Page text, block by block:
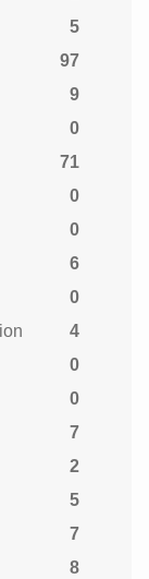
5
97
9
0
71
0
0
6
0
4
0
0
7
2
5
7
8